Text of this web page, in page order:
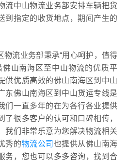
流中山物流业务部安排车辆把货
到指定的收货地点，期间产生的
物流业务部秉承“用心呵护，值得
佛山南海区至中山物流的优质平
供优质高效的佛山南海区到中山
东佛山南海区到中山货运专线是
们一直多年的在为各行各业提供
了很多客户的认可和口碑相传，
我们非常乐意为您解决物流相关
秀的物流公司 也提供从佛山南海
务，您也可以多多咨询，找到合